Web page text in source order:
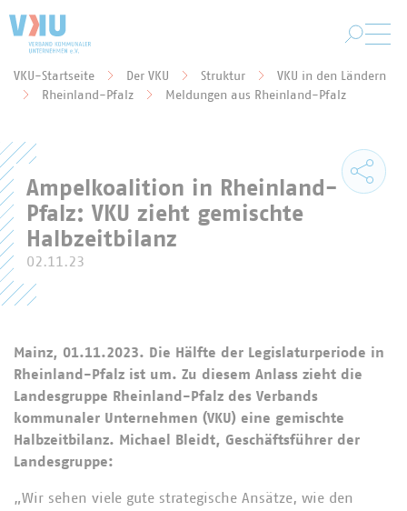
Sie befinden sich hier:
VKU-Startseite Der VKU Struktur
VKU in den Ländern
Rheinland-Pfalz
Meldungen aus Rheinland-Pfalz
Ampelkoalition in Rheinland-
Pfalz: VKU zieht gemischte
Halbzeitbilanz
02.11.23
Mainz, 01.11.2023. Die Hälfte der Legislaturperiode in
Rheinland-Pfalz ist um. Zu diesem Anlass zieht die
Landesgruppe Rheinland-Pfalz des Verbands
kommunaler Unternehmen (VKU) eine gemischte
Halbzeitbilanz. Michael Bleidt, Geschäftsführer der
Landesgruppe:
„Wir sehen viele gute strategische Ansätze, wie den